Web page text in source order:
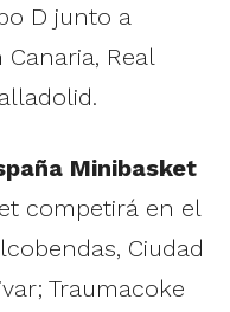
D junto a
Canaria, Real
Minibasket
competirá en el
Ciudad
Traumacoke